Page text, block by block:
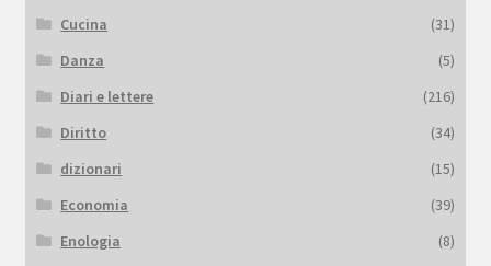
Cucina
(31)
Danza
(5)
Diari e lettere
(216)
Diritto
(34)
dizionari
(15)
Economia
(39)
Enologia
(8)